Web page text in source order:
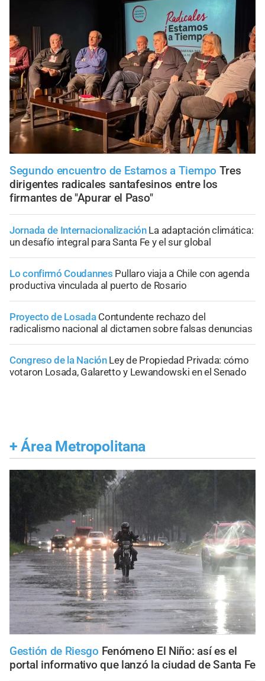
Segundo encuentro de Estamos a Tiempo Tres
dirigentes radicales santafesinos entre los
firmantes de "Apurar el Paso"
Jornada de Internacionalización La adaptación climática:
un desafío integral para Santa Fe y el sur global
Lo confirmó Coudannes Pullaro viaja a Chile con agenda
productiva vinculada al puerto de Rosario
Proyecto de Losada Contundente rechazo del
radicalismo nacional al dictamen sobre falsas denuncias
Congreso de la Nación Ley de Propiedad Privada: cómo
votaron Losada, Galaretto y Lewandowski en el Senado
+ Área Metropolitana
Gestión de Riesgo Fenómeno El Niño: así es el
portal informativo que lanzó la ciudad de Santa Fe